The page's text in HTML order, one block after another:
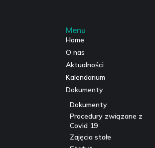
Menu
Home
O nas
Aktualności
Kalendarium
Dokumenty
Dokumenty
Procedury związane z
Covid 19
Zajęcia stałe